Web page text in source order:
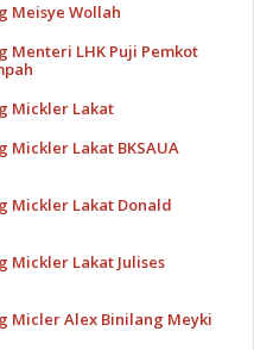
Meisye Wollah
Menteri LHK Puji Pemkot
Mickler Lakat
Mickler Lakat BKSAUA
Mickler Lakat Donald
Mickler Lakat Julises
Micler Alex Binilang Meyki